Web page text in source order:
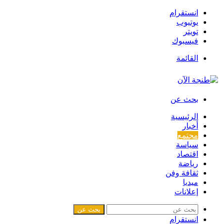
انستقرام
يوتيوب
تويتر
فيسبوك
القائمة
بحث عن
الرئيسية
أخبار
مجتمع
سياسة
اقتصاد
رياضة
ثقافة وفن
ميديا
إعلانات
بحث عن
انستقرام